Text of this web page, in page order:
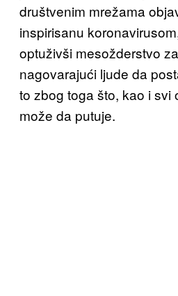
društvenim mrežama
inspirisanu
optuživši mesožderstvo
nagovarajući ljude da
to zbog toga što, kao i svi
može da putuje.